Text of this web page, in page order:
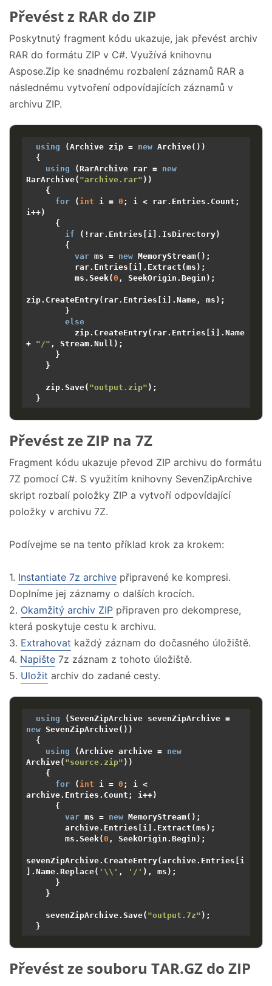
Převést z RAR do ZIP
Poskytnutý fragment kódu ukazuje, jak převést archiv
RAR do formátu ZIP v C#. Využívá knihovnu
Aspose.Zip ke snadnému rozbalení záznamů RAR a
následnému vytvoření odpovídajících záznamů v
archivu ZIP.
using (Archive zip = new Archive())
using (RarArchive rar = new
RarArchive( "archive.rar" ))
for ( int i = 0 ; i < rar.Entries.Count;
i++)
if (!rar.Entries[i].IsDirectory)
var ms = new MemoryStream();
          ms.Seek(
0 , SeekOrigin.Begin);
zip.CreateEntry(rar.Entries[i].Name, ms);
else
+ "/" , Stream.Null);
    zip.Save(
"output.zip" );
Převést ze ZIP na 7Z
Fragment kódu ukazuje převod ZIP archivu do formátu
7Z pomocí C#. S využitím knihovny SevenZipArchive
skript rozbalí položky ZIP a vytvoří odpovídající
položky v archivu 7Z.
Podívejme se na tento příklad krok za krokem:
1. Instantiate 7z archive připravené ke kompresi.
Doplníme jej záznamy o dalších krocích.
2. Okamžitý archiv ZIP připraven pro dekomprese,
která poskytuje cestu k archivu.
3. Extrahovat každý záznam do dočasného úložiště.
4. Napište 7z záznam z tohoto úložiště.
5. Uložit archiv do zadané cesty.
using
(SevenZipArchive sevenZipArchive =
new SevenZipArchive())
using (Archive archive = new
Archive( "source.zip" ))
for ( int i = 0 ; i <
archive.Entries.Count; i++)
var ms = new MemoryStream();
        ms.Seek(
0 , SeekOrigin.Begin);
sevenZipArchive.CreateEntry(archive.Entries[i
].Name.Replace( '\\' , '/' ), ms);
    sevenZipArchive.Save(
"output.7z" );
Převést ze souboru TAR.GZ do ZIP